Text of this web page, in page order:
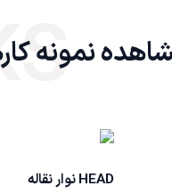
نمونه
HEAD نوار نقاله